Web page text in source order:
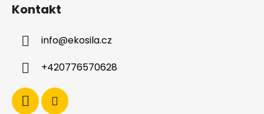
Kontakt
info@ekosila.cz
+420776570628